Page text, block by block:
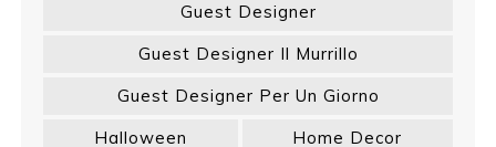
Guest Designer
Guest Designer Il Murrillo
Guest Designer Per Un Giorno
Halloween
Home Decor